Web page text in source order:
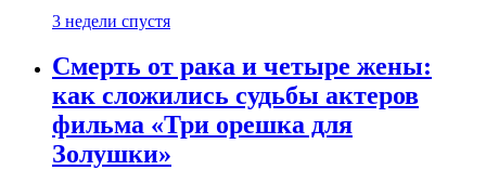
3 недели спустя
Смерть от рака и четыре жены:
как сложились судьбы актеров
фильма «Три орешка для
Золушки»